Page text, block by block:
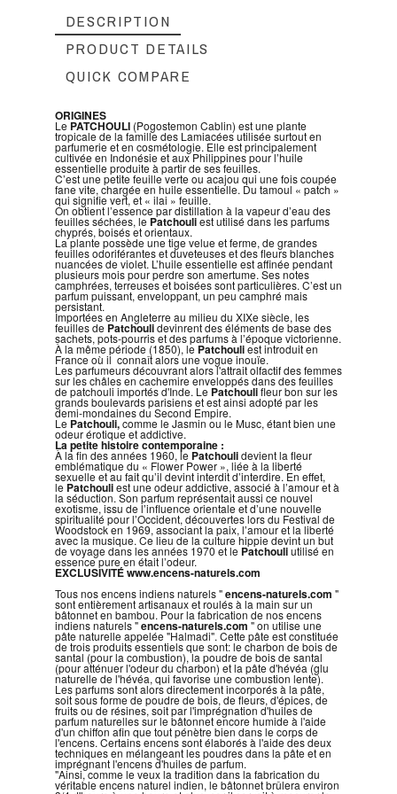
DESCRIPTION
PRODUCT DETAILS
QUICK COMPARE
ORIGINES
Le PATCHOULI(Pogostemon Cablin) est une plante
tropicale de la famille des Lamiacées utilisée surtout en
parfumerie et en cosmétologie. Elle est principalement
cultivée en Indonésie et aux Philippines pour l’huile
essentielle produite à partir de ses feuilles.
C’est une petite feuille verte ou acajou qui une fois coupée
fane vite, chargée en huile essentielle. Du tamoul « patch »
qui signifie vert, et « ilai » feuille.
On obtient l’essence par distillation à la vapeur d’eau des
feuilles séchées, le Patchouliest utilisé dans les parfums
chyprés, boisés et orientaux.
La plante possède une tige velue et ferme, de grandes
feuilles odoriférantes et duveteuses et des fleurs blanches
nuancées de violet. L’huile essentielle est affinée pendant
plusieurs mois pour perdre son amertume. Ses notes
camphrées, terreuses et boisées sont particulières. C’est un
parfum puissant, enveloppant, un peu camphré mais
persistant.
Importées en Angleterre au milieu du XIXe siècle, les
feuilles de Patchoulidevinrent des éléments de base des
sachets, pots-pourris et des parfums à l’époque victorienne.
À la même période (1850), le Patchouliest introduit en
France où il connaît alors une vogue inouïe.
Les parfumeurs découvrant alors l'attrait olfactif des femmes
sur les châles en cachemire enveloppés dans des feuilles
de patchouli importés d'Inde. Le Patchoulifleur bon sur les
grands boulevards parisiens et est ainsi adopté par les
demi-mondaines du Second Empire.
Le Patchouli,comme le Jasmin ou le Musc, étant bien une
odeur érotique et addictive.
La petite histoire contemporaine :
À la fin des années 1960, le Patchoulidevient la fleur
emblématique du « Flower Power », liée à la liberté
sexuelle et au fait qu’il devint interdit d’interdire. En effet,
le Patchouliest une odeur addictive, associé à l’amour et à
la séduction. Son parfum représentait aussi ce nouvel
exotisme, issu de l’influence orientale et d’une nouvelle
spiritualité pour l’Occident, découvertes lors du Festival de
Woodstock en 1969, associant la paix, l’amour et la liberté
avec la musique. Ce lieu de la culture hippie devint un but
de voyage dans les années 1970 et le Patchouliutilisé en
essence pure en était l’odeur.
EXCLUSIVITÉwww.encens-naturels.com
Tous nos encens indiens naturels "encens-naturels.com "
sont entièrement artisanaux et roulés à la main sur un
bâtonnet en bambou. Pour la fabrication de nos encens
indiens naturels "encens-naturels.com " on utilise une
pâte naturelle appelée "Halmadi". Cette pâte est constituée
de trois produits essentiels que sont: le charbon de bois de
santal (pour la combustion), la poudre de bois de santal
(pour atténuer l'odeur du charbon) et la pâte d'hévéa (glu
naturelle de l'hévéa, qui favorise une combustion lente).
Les parfums sont alors directement incorporés à la pâte,
soit sous forme de poudre de bois, de fleurs, d'épices, de
fruits ou de résines, soit par l'imprégnation d'huiles de
parfum naturelles sur le bâtonnet encore humide à l'aide
d'un chiffon afin que tout pénètre bien dans le corps de
l'encens. Certains encens sont élaborés à l'aide des deux
techniques en mélangeant les poudres dans la pâte et en
imprégnant l'encens d'huiles de parfum.
"Ainsi, comme le veux la tradition dans la fabrication du
véritable encens naturel indien, le bâtonnet brûlera environ